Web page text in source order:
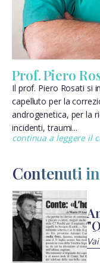
Prof. Piero
Il prof. Piero Rosati si
capelluto per la
androgenetica, per la
incidenti, traumi...
continua a leggere il
Contenuti